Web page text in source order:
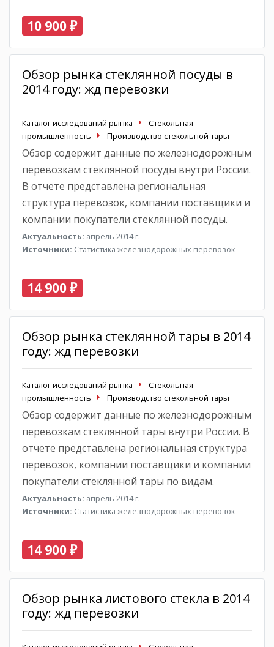
10 900 ₽
Обзор рынка стеклянной посуды в
2014 году: жд перевозки
Каталог исследований рынка
Стекольная
промышленность
Производство стекольной тары
Обзор содержит данные по железнодорожным
перевозкам стеклянной посуды внутри России.
В отчете представлена региональная
структура перевозок, компании поставщики и
компании покупатели стеклянной посуды.
Актуальность: апрель 2014 г.
Источники: Статистика железнодорожных перевозок
14 900 ₽
Обзор рынка стеклянной тары в 2014
году: жд перевозки
Каталог исследований рынка
Стекольная
промышленность
Производство стекольной тары
Обзор содержит данные по железнодорожным
перевозкам стеклянной тары внутри России. В
отчете представлена региональная структура
перевозок, компании поставщики и компании
покупатели стеклянной тары по видам.
Актуальность: апрель 2014 г.
Источники: Статистика железнодорожных перевозок
14 900 ₽
Обзор рынка листового стекла в 2014
году: жд перевозки